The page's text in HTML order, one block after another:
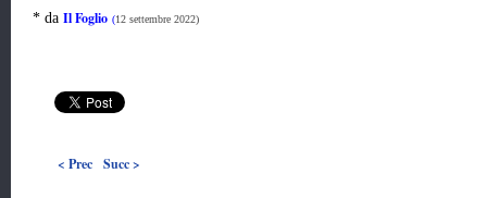
* da Il Foglio (12 settembre 2022)
< Prec Succ >